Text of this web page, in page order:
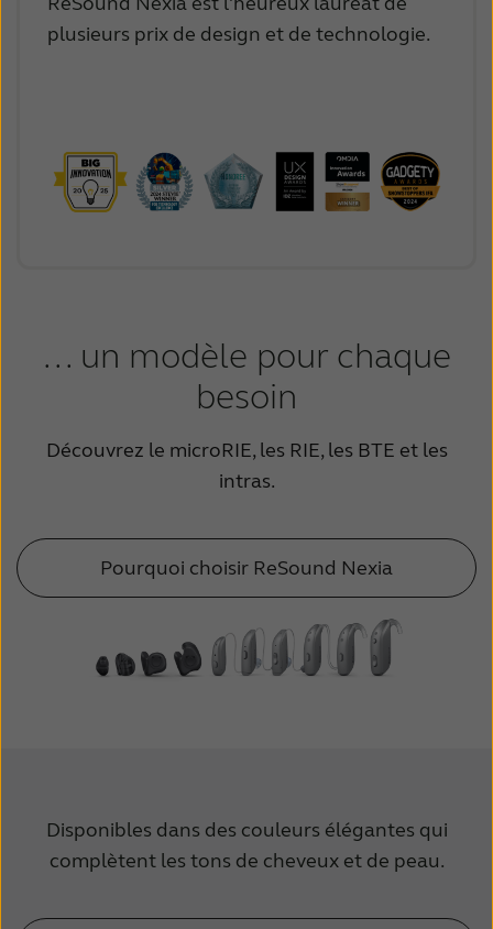
Schweiz Suisse
United States Österreich
عربي 日本
plusieurs prix de design et de technologie.
... un modèle pour chaque
besoin
Découvrez le microRIE, les RIE, les BTE et les
intras.
Pourquoi choisir ReSound Nexia
Disponibles dans des couleurs élégantes qui
complètent les tons de cheveux et de peau.